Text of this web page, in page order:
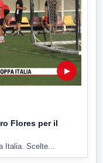
▶
Flores per il
Italia. Scelte...